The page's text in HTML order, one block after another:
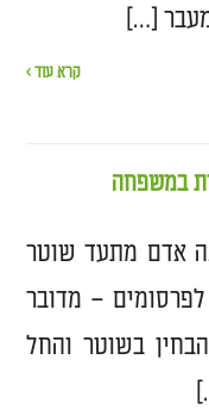
[…]
קרא עוד ›
במשפחה
אדם מתעד שוטר
לפרסומים – מדובר
בשוטר והחל